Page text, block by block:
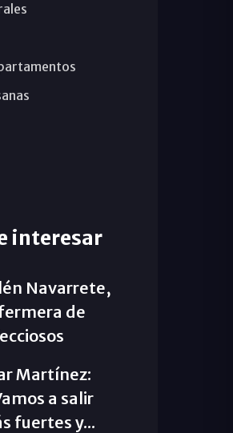
interesar
Navarrete,
de
Martínez:
a salir
fuertes y...